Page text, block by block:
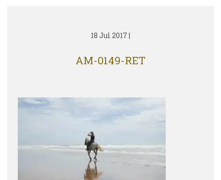
18 Jul 2017 |
AM-0149-RET